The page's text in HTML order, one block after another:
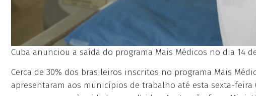
Cuba anunciou a saída do programa Mais Médicos no dia 14
Cerca de 30% dos brasileiros inscritos no programa Mais
apresentaram aos municípios de trabalho até esta sexta-